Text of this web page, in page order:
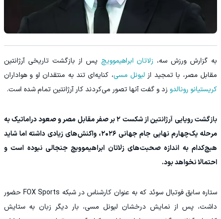
به گزارش ورزش سه، زلاتان ابراهیموویچ پس از بازگشت تاریخی آرژانتین
مقابل مصر، با تمجید از لیونل مسی، کنایه‌ای تند به منتقدان او و هواداران
کریستیانو رونالدو زد و گفت آنها تصور می‌کردند کار آرژانتین تمام شده است.
بازگشت رویایی آرژانتین از شکست ۲ بر صفر مقابل مصر و صعود دراماتیک به
مرحله یک‌چهارم نهایی جام جهانی ۲۰۲۶، واکنش‌های زیادی داشته اما شاید
هیچ‌کدام به اندازه صحبت‌های زلاتان ابراهیموویچ جنجالی نبوده است و
احتمالا نخواهد بود.
ستاره سابق فوتبال سوئد که به عنوان کارشناس در شبکه FOX Sports حضور
داشت، پس از نمایش درخشان لیونل مسی، بار دیگر زبان به ستایش